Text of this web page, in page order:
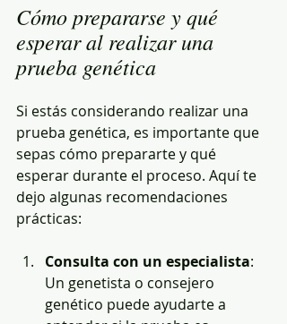
Cómo prepararse y qué
esperar al realizar una
prueba genética
Si estás considerando realizar una
prueba genética, es importante que
sepas cómo prepararte y qué
esperar durante el proceso. Aquí te
dejo algunas recomendaciones
prácticas:
Consulta con un especialista:
Un genetista o consejero
genético puede ayudarte a